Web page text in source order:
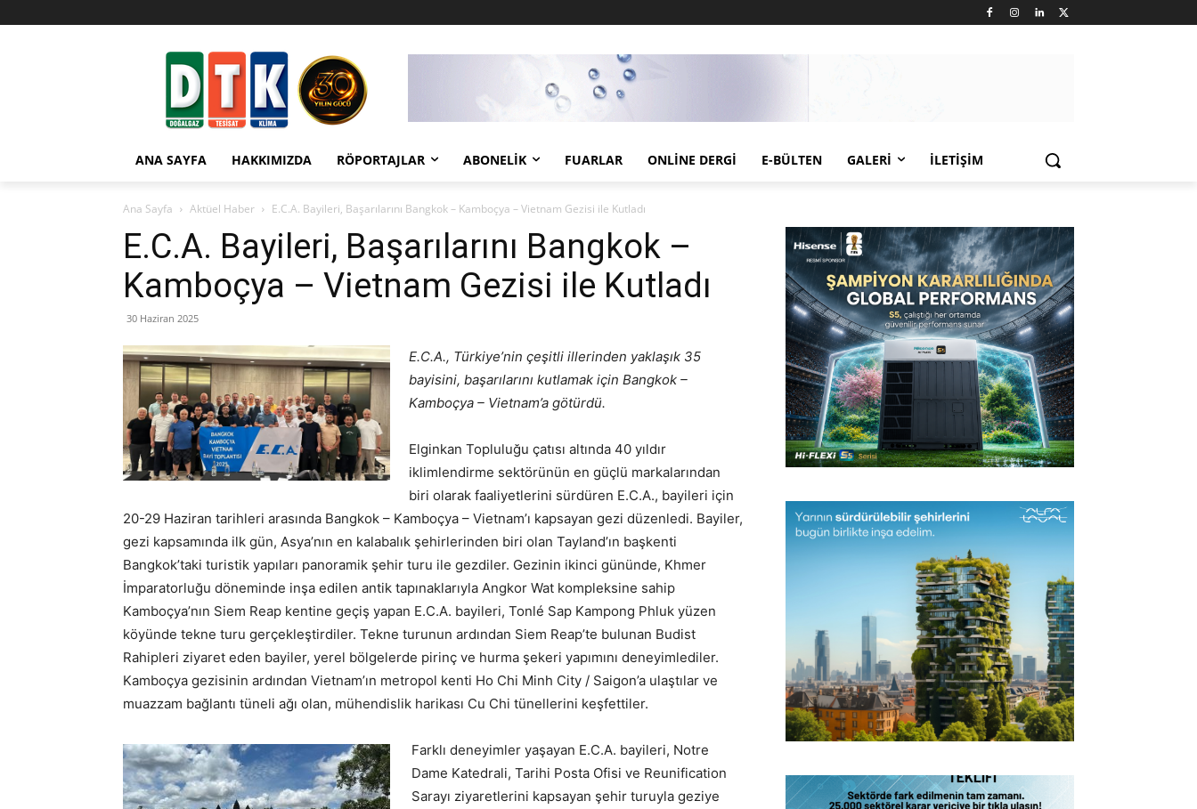
ANA SAYFA HAKKIMIZDA RÖPORTAJLAR ABONELIK FUARLAR ONLINE DERGI E-BÜLTEN GALERI İLETIŞIM
Ana Sayfa Aktüel Haber E.C.A. Bayileri, Başarılarını Bangkok – Kamboçya – Vietnam Gezisi ile Kutladı
E.C.A. Bayileri, Başarılarını Bangkok –
Kamboçya – Vietnam Gezisi ile Kutladı
30 Haziran 2025
E.C.A., Türkiye’nin çeşitli illerinden yaklaşık 35
bayisini, başarılarını kutlamak için Bangkok –
Kamboçya – Vietnam’a götürdü.
Elginkan Topluluğu çatısı altında 40 yıldır
iklimlendirme sektörünün en güçlü markalarından
biri olarak faaliyetlerini sürdüren E.C.A., bayileri için
20-29 Haziran tarihleri arasında Bangkok – Kamboçya – Vietnam’ı kapsayan gezi düzenledi. Bayiler,
gezi kapsamında ilk gün, Asya’nın en kalabalık şehirlerinden biri olan Tayland’ın başkenti
Bangkok’taki turistik yapıları panoramik şehir turu ile gezdiler. Gezinin ikinci gününde, Khmer
İmparatorluğu döneminde inşa edilen antik tapınaklarıyla Angkor Wat kompleksine sahip
Kamboçya’nın Siem Reap kentine geçiş yapan E.C.A. bayileri, Tonlé Sap Kampong Phluk yüzen
köyünde tekne turu gerçekleştirdiler. Tekne turunun ardından Siem Reap’te bulunan Budist
Rahipleri ziyaret eden bayiler, yerel bölgelerde pirinç ve hurma şekeri yapımını deneyimlediler.
Kamboçya gezisinin ardından Vietnam’ın metropol kenti Ho Chi Minh City / Saigon’a ulaştılar ve
muazzam bağlantı tüneli ağı olan, mühendislik harikası Cu Chi tünellerini keşfettiler.
Farklı deneyimler yaşayan E.C.A. bayileri, Notre
Dame Katedrali, Tarihi Posta Ofisi ve Reunification
Sarayı ziyaretlerini kapsayan şehir turuyla geziye